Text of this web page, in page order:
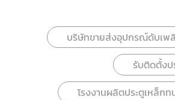
บริษัทขายส่งอุปกรณ์ดับเพ
รับติดตั้งป
โรงงานผลิตประตูเหล็กท